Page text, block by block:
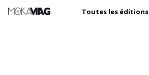
Toutes les éditions